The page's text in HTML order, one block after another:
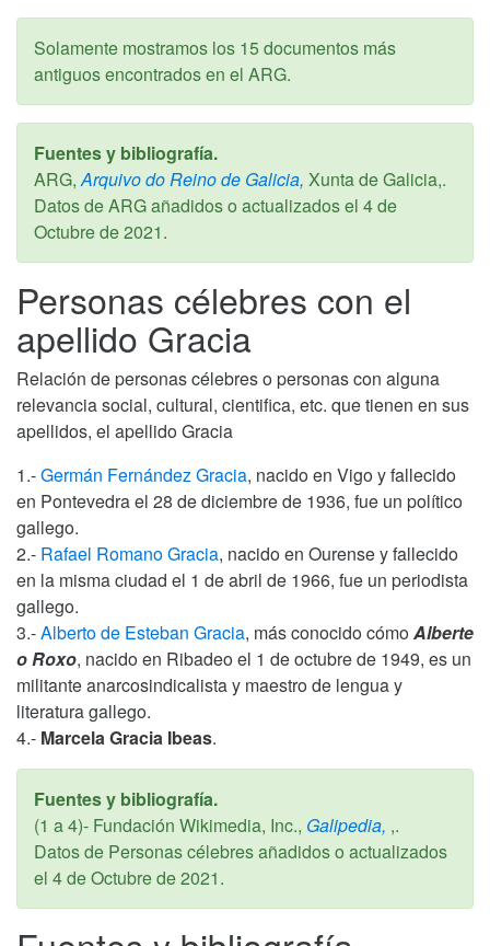
Solamente mostramos los 15 documentos más
antiguos encontrados en el ARG.
Fuentes y bibliografía.
ARG, Arquivo do Reino de Galicia, Xunta de Galicia,.
Datos de ARG añadidos o actualizados el 4 de
Octubre de 2021.
Personas célebres con el
apellido Gracia
Relación de personas célebres o personas con alguna
relevancia social, cultural, cientifica, etc. que tienen en sus
apellidos, el apellido Gracia
1.-Germán Fernández Gracia, nacido en Vigo y fallecido
en Pontevedra el 28 de diciembre de 1936, fue un político
gallego.
2.- Rafael Romano Gracia, nacido en Ourense y fallecido
en la misma ciudad el 1 de abril de 1966, fue un periodista
gallego.
3.-Alberto de Esteban Gracia, más conocido cómoAlberte
o Roxo, nacido en Ribadeo el 1 de octubre de 1949, es un
militante anarcosindicalista y maestro de lengua y
literatura gallego.
4.- Marcela Gracia Ibeas.
Fuentes y bibliografía.
(1 a 4)- Fundación Wikimedia, Inc., Galipedia, ,.
Datos de Personas célebres añadidos o actualizados
el 4 de Octubre de 2021.